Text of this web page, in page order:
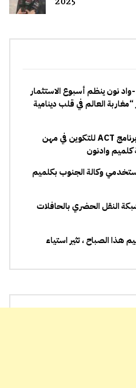
واد نون ينظم أسبوع الاستثمار
العالم في قلب دينامية
فتح باب الترشيح للاستفادة من برنامج ACT للتكوين في مهن
وادنون
وكالة الجنوب بكلميم
النقل الحضري بالحافلات
هذا الصباح ، تثير استياء